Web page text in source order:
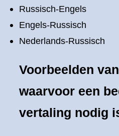
Russisch-Engels
Engels-Russisch
Nederlands-Russisch
Voorbeelden
waarvoor een
vertaling nodig